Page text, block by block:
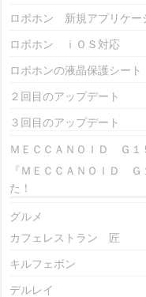
ロボホン 新規アプリケ
ロボホン ｉＯＳ対応
ロボホンの液晶保護シート
２回目のアップデート
３回目のアップデート
ＭＥＣＣＡＮＯＩＤ Ｇ１
『ＭＥＣＣＡＮＯＩＤ
た！
グルメ
カフェレストラン 匠
キルフェボン
デルレイ